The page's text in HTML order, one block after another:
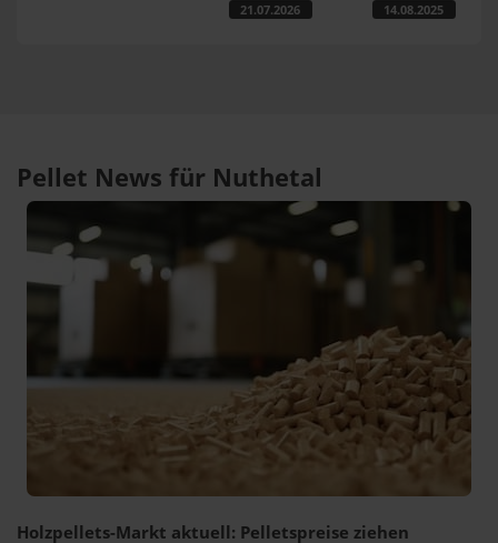
21.07.2026 14.08.2025
Pellet News für Nuthetal
Holzpellets-Markt aktuell: Pelletspreise ziehen